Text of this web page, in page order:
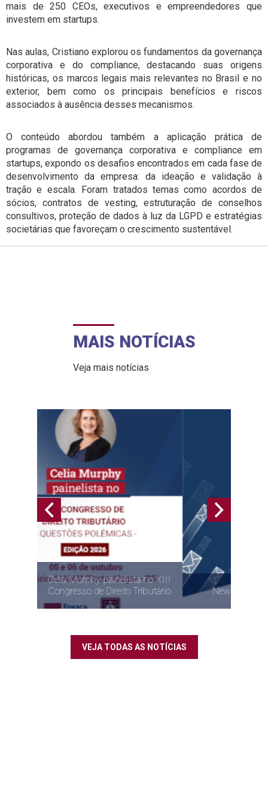
mais de 250 CEOs, executivos e empreendedores que
investem em startups.
Nas aulas, Cristiano explorou os fundamentos da governança
corporativa e do compliance, destacando suas origens
históricas, os marcos legais mais relevantes no Brasil e no
exterior, bem como os principais benefícios e riscos
associados à ausência desses mecanismos.
O conteúdo abordou também a aplicação prática de
programas de governança corporativa e compliance em
startups, expondo os desafios encontrados em cada fase de
desenvolvimento da empresa: da ideação e validação à
tração e escala. Foram tratados temas como acordos de
sócios, contratos de vesting, estruturação de conselhos
consultivos, proteção de dados à luz da LGPD e estratégias
societárias que favoreçam o crescimento sustentável.
MAIS NOTÍCIAS
Veja mais notícias
no XIII
Newsletter Julho de 2026
VEJA TODAS AS NOTÍCIAS